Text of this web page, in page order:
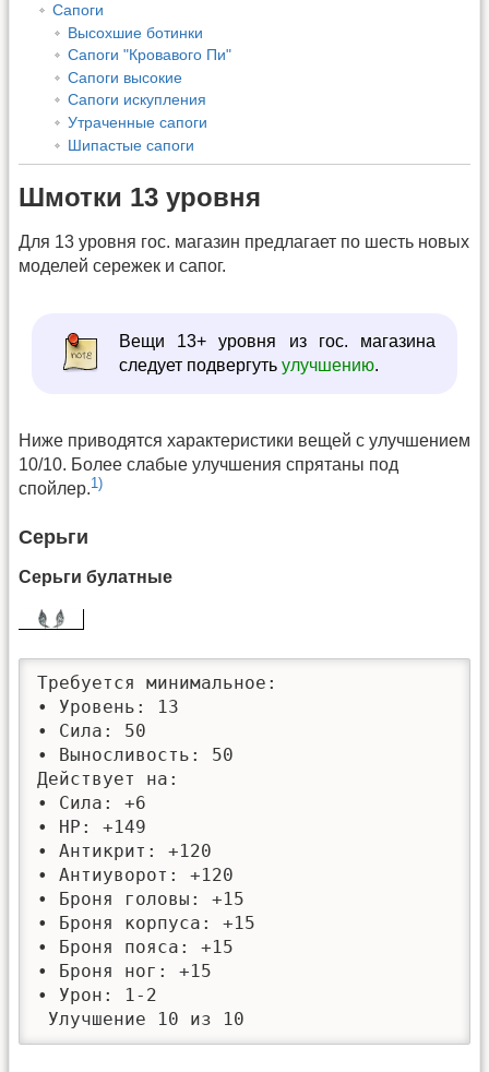
Сапоги
Высохшие ботинки
Сапоги "Кровавого Пи"
Сапоги высокие
Сапоги искупления
Утраченные сапоги
Шипастые сапоги
Шмотки 13 уровня
Для 13 уровня гос. магазин предлагает по шесть новых
моделей сережек и сапог.
Вещи 13+ уровня из гос. магазина
следует подвергутьулучшению.
Ниже приводятся характеристики вещей с улучшением
10/10. Более слабые улучшения спрятаны под
спойлер.1)
Серьги
Серьги булатные
Требуется минимальное:
• Уровень: 13
• Сила: 50
• Выносливость: 50
Действует на:
• Сила: +6
• HP: +149
• Антикрит: +120
• Антиуворот: +120
• Броня головы: +15
• Броня корпуса: +15
• Броня пояса: +15
• Броня ног: +15
• Урон: 1-2
Улучшение 10 из 10